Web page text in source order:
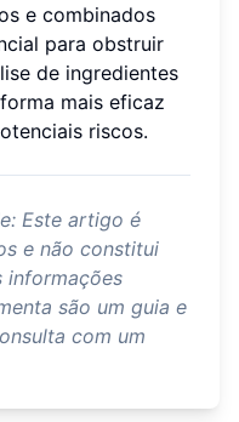
e combinados
para obstruir
de ingredientes
mais eficaz
riscos.
Este artigo é
e não constitui
informações
são um guia e
com um